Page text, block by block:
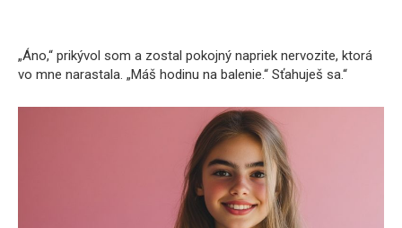
„Áno,“ prikývol som a zostal pokojný napriek nervozite, ktorá
vo mne narastala. „Máš hodinu na balenie.“ Sťahuješ sa.“